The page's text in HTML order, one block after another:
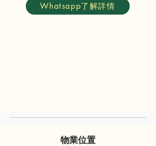
Whatsapp了解詳情
物業位置